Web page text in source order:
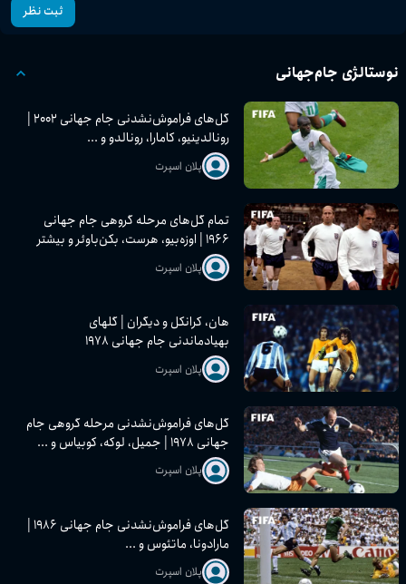
ثبت نظر
نوستالژی جام‌جهانی
گل‌های فراموش‌نشدنی جام جهانی ۲۰۰۲ |
رونالدینیو، کامارا، رونالدو و ...
پلان اسپرت
تمام گل‌های مرحله گروهی جام جهانی
۱۹۶۶ | اوزه‌بیو، هرست، بکن‌باوئر و بیشتر
پلان اسپرت
هان، کرانکل و دیگران | گلهای
بهیادماندنی جام جهانی ۱۹۷۸
پلان اسپرت
گل‌های فراموش‌نشدنی مرحله گروهی جام
جهانی ۱۹۷۸ | جمیل، لوکه، کوبیاس و ...
پلان اسپرت
گل‌های فراموش‌نشدنی جام جهانی ۱۹۸۶ |
مارادونا، ماتئوس و ...
پلان اسپرت